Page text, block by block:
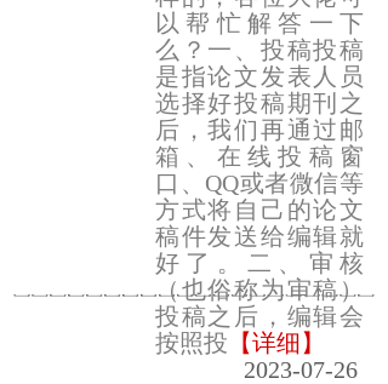
以帮忙解答一下
么？一、投稿投稿
是指论文发表人员
选择好投稿期刊之
后，我们再通过邮
箱、在线投稿窗
口、QQ或者微信等
方式将自己的论文
稿件发送给编辑就
好了。二、审核
（也俗称为审稿）
投稿之后，编辑会
按照投 【详细】
2023-07-26